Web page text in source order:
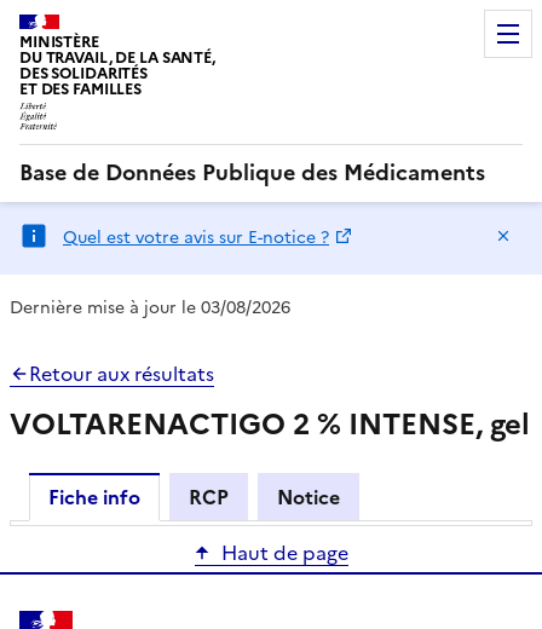
MINISTÈRE
DU TRAVAIL, DE LA SANTÉ,
DES SOLIDARITÉS
ET DES FAMILLES
Base de Données Publique des Médicaments
Quel est votre avis sur E-notice ?
Dernière mise à jour le 03/08/2026
Retour aux résultats
VOLTARENACTIGO 2 % INTENSE, gel
Fiche info RCP
Notice
Haut de page